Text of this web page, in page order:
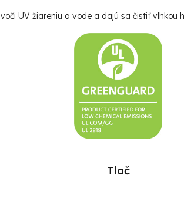
UV žiareniu a vode a dajú sa čistiť vlhkou
Tlač